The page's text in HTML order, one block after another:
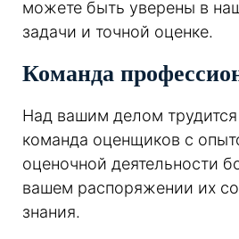
можете быть уверены в
задачи и точной оценке.
Команда
Над вашим делом
команда оценщиков с
оценочной деятельности
вашем распоряжении их
знания.